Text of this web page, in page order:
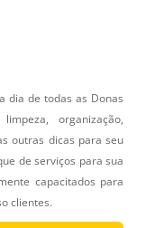
dia de todas as Donas
organização,
outras dicas para seu
de serviços para sua
capacitados para
clientes.